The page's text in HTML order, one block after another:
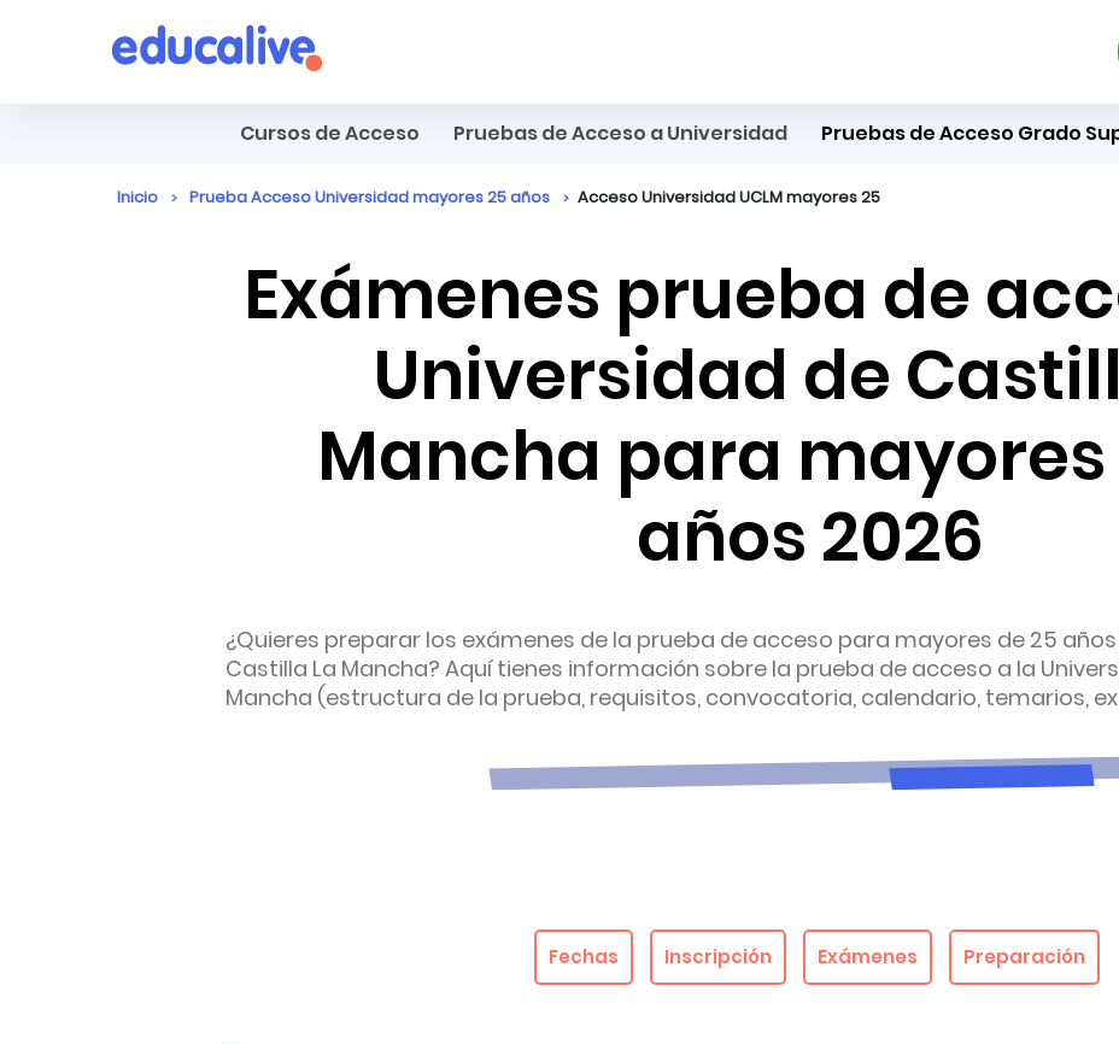
Cursos de Acceso Pruebas de Acceso a Universidad Pruebas de Acceso Grado
Inicio Prueba Acceso Universidad mayores 25 años Acceso Universidad UCLM mayores 25
Exámenes prueba de
Universidad de
Mancha para mayores
años 2026
¿Quieres preparar los exámenes de la prueba de acceso para mayores de 25
Castilla La Mancha? Aquí tienes información sobre la prueba de acceso a la
Mancha (estructura de la prueba, requisitos, convocatoria, calendario, temarios,
Fechas Inscripción Exámenes Preparación